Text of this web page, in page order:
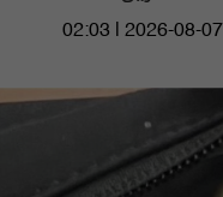
02:03 | 2026-08-07